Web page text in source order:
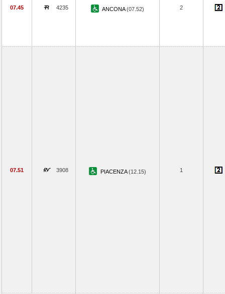
07.45 4235 ANCONA(07.52) 2
07.51 3908 PIACENZA(12.15) 1